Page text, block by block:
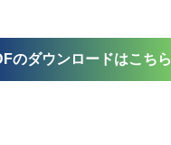
のダウンロードはこちら